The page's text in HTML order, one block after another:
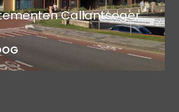
Callantsoger